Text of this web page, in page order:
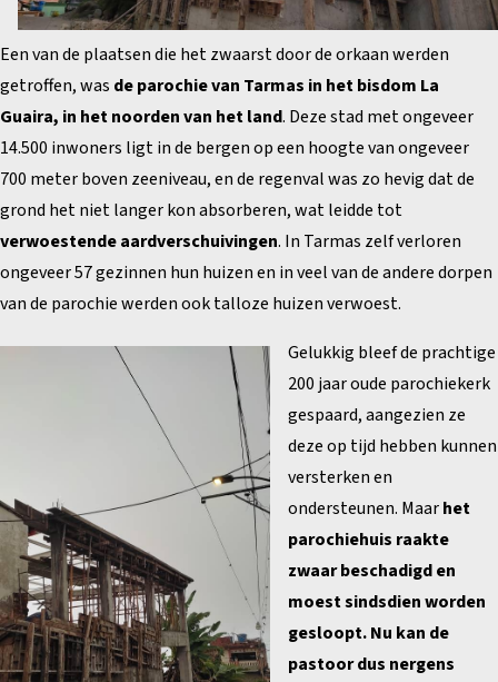
Een van de plaatsen die het zwaarst door de orkaan werden
getroffen, was de parochie van Tarmas in het bisdom La
Guaira, in het noorden van het land. Deze stad met ongeveer
14.500 inwoners ligt in de bergen op een hoogte van ongeveer
700 meter boven zeeniveau, en de regenval was zo hevig dat de
grond het niet langer kon absorberen, wat leidde tot
verwoestende aardverschuivingen. In Tarmas zelf verloren
ongeveer 57 gezinnen hun huizen en in veel van de andere dorpen
van de parochie werden ook talloze huizen verwoest.
Gelukkig bleef de prachtige
200 jaar oude parochiekerk
gespaard, aangezien ze
deze op tijd hebben kunnen
versterken en
ondersteunen. Maarhet
parochiehuis raakte
zwaar beschadigd en
moest sindsdien worden
gesloopt. Nu kan de
pastoor dus nergens